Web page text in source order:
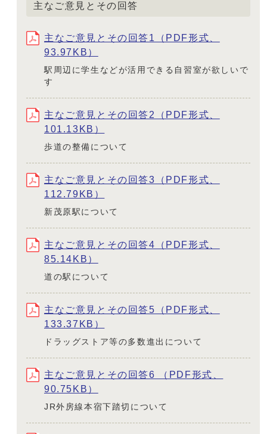
主なご意見とその回答
主なご意見とその回答1（PDF形式、
93.97KB）
駅周辺に学生などが活用できる自習室が欲しいで
す
主なご意見とその回答2（PDF形式、
101.13KB）
歩道の整備について
主なご意見とその回答3（PDF形式、
112.79KB）
新茂原駅について
主なご意見とその回答4（PDF形式、
85.14KB）
道の駅について
主なご意見とその回答5（PDF形式、
133.37KB）
ドラッグストア等の多数進出について
主なご意見とその回答6 （PDF形式、
90.75KB）
JR外房線本宿下踏切について